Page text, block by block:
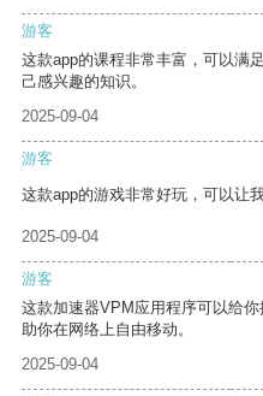
游客
这款app的课程非常丰富，可以满
己感兴趣的知识。
2025-09-04
游客
这款app的游戏非常好玩，可以让
2025-09-04
游客
这款加速器VPM应用程序可以给
助你在网络上自由移动。
2025-09-04